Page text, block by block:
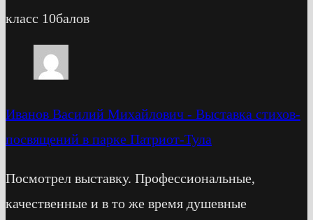
класс 10балов
Иванов Василий Михайлович - Выставка стихов-
посвящений в парке Патриот-Тула
Посмотрел выставку. Профессиональные,
качественные и в то же время душевные